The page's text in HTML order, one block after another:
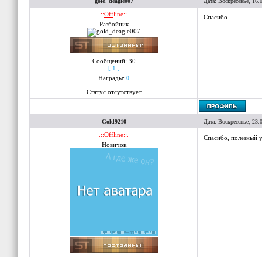
.::Offline::.
Разбойник
Сообщений: 30
[ 1 ]
Награды: 0
Статус отсутствует
Спасибо.
Gold9210 Дата: Воскресенье,
.::Offline::.
Новичок
Спасибо, полезный